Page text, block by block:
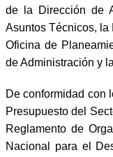
de la Dirección de
Asuntos Técnicos, la
Oficina de
de Administración y
De conformidad con
Presupuesto del
Reglamento de
Nacional para el